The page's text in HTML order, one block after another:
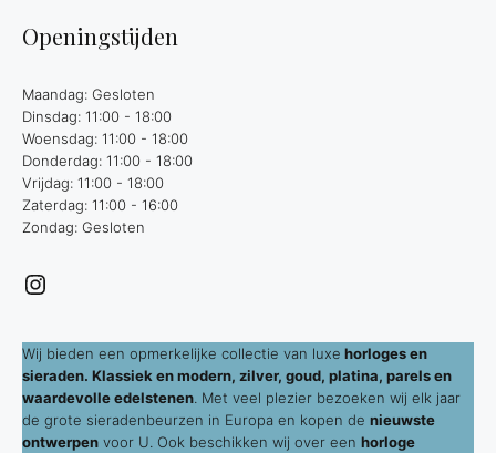
Openingstijden
Maandag: Gesloten
Dinsdag: 11:00 - 18:00
Woensdag: 11:00 - 18:00
Donderdag: 11:00 - 18:00
Vrijdag: 11:00 - 18:00
Zaterdag: 11:00 - 16:00
Zondag: Gesloten
Instagram
Wij bieden een opmerkelijke collectie van luxe horloges en
sieraden. Klassiek en modern, zilver, goud, platina, parels en
waardevolle edelstenen . Met veel plezier bezoeken wij elk jaar
de grote sieradenbeurzen in Europa en kopen de nieuwste
ontwerpen voor U. Ook beschikken wij over een horloge